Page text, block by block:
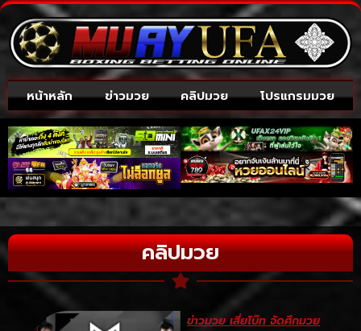
หน้าหลัก ข่าวมวย คลิปมวย โปรแกรมมวย
คลิปมวย
ข่าวมวย เสี่ยโบ๊ท จัดศึกมวย